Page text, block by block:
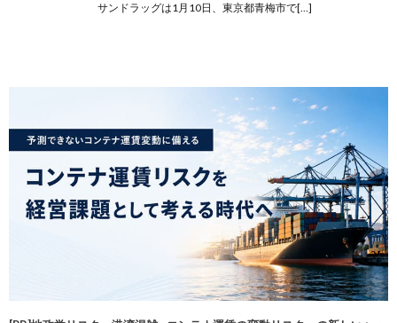
サンドラッグは1月10日、東京都青梅市で[…]